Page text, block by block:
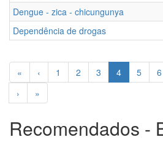
Dengue - zica - chicungunya
Dependência de drogas
« ‹ 1 2 3 4 5 6
›
»
Recomendados -